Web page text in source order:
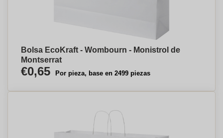
Bolsa EcoKraft - Wombourn - Monistrol de
Montserrat
€0,65 Por pieza, base en 2499 piezas